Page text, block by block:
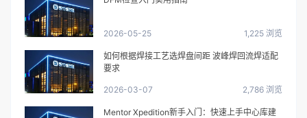
2026-05-25 1,225 浏览
如何根据焊接工艺选焊盘间距 波峰焊回流焊适配
要求
2026-03-07 2,786 浏览
Mentor Xpedition新手入门：快速上手中心库建